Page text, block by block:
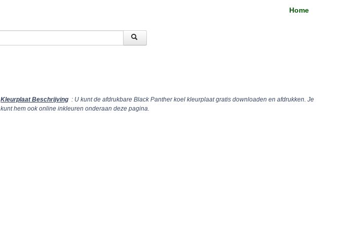
Home
Kleurplaat Beschrijving : U kunt de afdrukbare Black Panther koel kleurplaat gratis downloaden en afdrukken. Je
kunt hem ook online inkleuren onderaan deze pagina.